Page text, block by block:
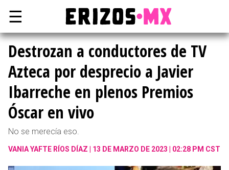
☰
Destrozan a conductores de TV
Azteca por desprecio a Javier
Ibarreche en plenos Premios
Óscar en vivo
No se merecía eso.
VANIA YAFTE RÍOS DÍAZ 13 DE MARZO DE 2023 | 02:28 PM CST